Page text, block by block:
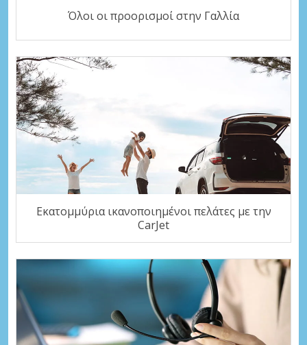
Όλοι οι προορισμοί στην Γαλλία
Εκατομμύρια ικανοποιημένοι πελάτες με την
CarJet